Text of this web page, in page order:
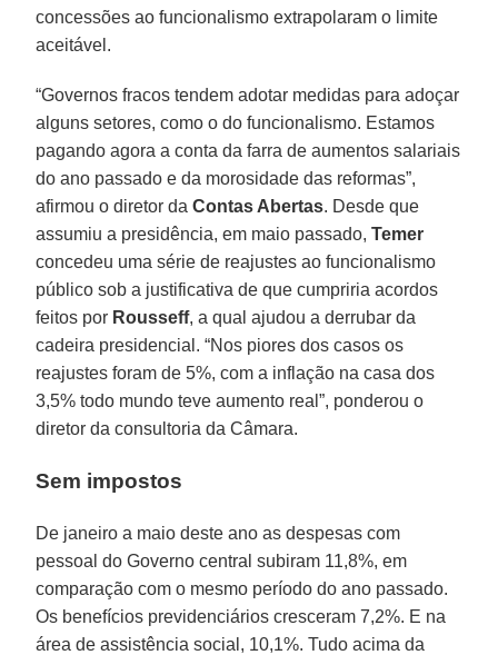
concessões ao funcionalismo extrapolaram o limite
aceitável.
“Governos fracos tendem adotar medidas para adoçar
alguns setores, como o do funcionalismo. Estamos
pagando agora a conta da farra de aumentos salariais
do ano passado e da morosidade das reformas”,
afirmou o diretor daContas Abertas. Desde que
assumiu a presidência, em maio passado,Temer
concedeu uma série de reajustes ao funcionalismo
público sob a justificativa de que cumpriria acordos
feitos por Rousseff, a qual ajudou a derrubar da
cadeira presidencial. “Nos piores dos casos os
reajustes foram de 5%, com a inflação na casa dos
3,5% todo mundo teve aumento real”, ponderou o
diretor da consultoria da Câmara.
Sem impostos
De janeiro a maio deste ano as despesas com
pessoal do Governo central subiram 11,8%, em
comparação com o mesmo período do ano passado.
Os benefícios previdenciários cresceram 7,2%. E na
área de assistência social, 10,1%. Tudo acima da